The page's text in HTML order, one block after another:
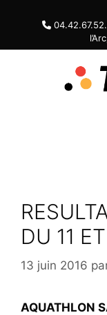
DU 11
13 juin 2016
AQUATHLON